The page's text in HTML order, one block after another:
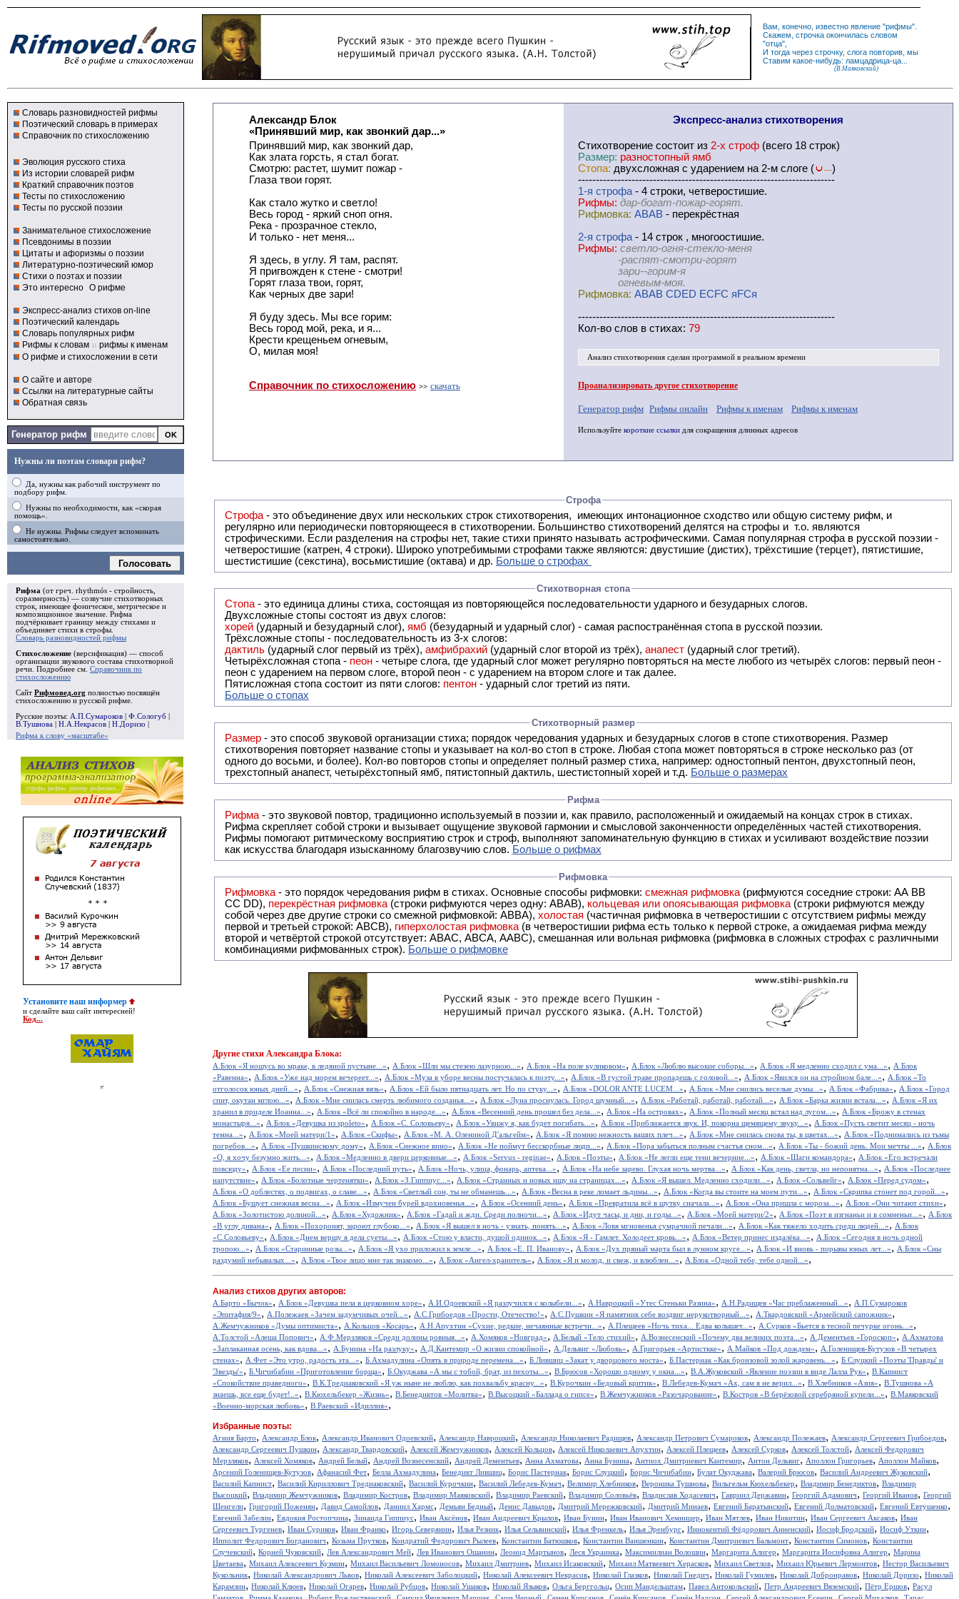
Вам, конечно, известно явление "рифмы".
Скажем, строчка окончилась словом
"отца",
И тогда через строчку, слога повторив, мы
Ставим какое-нибудь: ламцадрица-ца...
(В.Маяковский)
Словарь разновидностей рифмы
Поэтический словарь в примерах
Справочник по стихосложению
Эволюция русского стиха
Из истории словарей рифм
Краткий справочник поэтов
Тесты по стихосложению
Тесты по русской поэзии
Занимательное стихосложение
Псевдонимы в поэзии
Цитаты и афоризмы о поэзии
Литературно-поэтический юмор
Стихи о поэтах и поэзии
Это интересно О рифме
Экспресс-анализ стихов on-line
Поэтический календарь
Словарь популярных рифм
Рифмы к словам и рифмы к именам
О рифме и стихосложении в сети
О сайте и авторе
Ссылки на литературные сайты
Обратная связь
Генератор рифм
Нужны ли поэтам словари рифм?
Да, нужны как рабочий инструмент по
подбору рифм.
Нужны по необходимости, как «скорая
помощь».
Не нужны. Рифмы следует вспоминать
самостоятельно.
Голосовать
Рифма (от греч. rhythmós - стройность,
соразмерность) — созвучие стихотворных
строк, имеющее фоническое, метрическое и
композиционное значение. Рифма
подчёркивает границу между стихами и
объединяет стихи в строфы
Словарь разновидностей рифмы
Стихосложение (версификация) — способ
организации звукового состава стихотворной
речи. Подробнее см. Справочник по
стихосложению
Сайт Рифмовед.org полностью посвящён
стихосложению и русской рифме.
Русские поэты: А.П.Сумароков Ф.Сологуб
В.Тушнова
Н.А.Некрасов Н.Доризо
Рифма к слову «масштабе»
Установите наш информер
и сделайте ваш сайт интересней!
Код...
Александр Блок
«Принявший мир, как звонкий дар...»
Принявший мир, как звонкий дар,
Как злата горсть, я стал богат.
Смотрю: растет, шумит пожар -
Глаза твои горят.
Как стало жутко и светло!
Весь город - яркий сноп огня.
Река - прозрачное стекло,
И только - нет меня...
Я здесь, в углу. Я там, распят.
Я пригвожден к стене - смотри!
Горят глаза твои, горят,
Как черных две зари!
Я буду здесь. Мы все горим:
Весь город мой, река, и я...
Крести крещеньем огневым,
О, милая моя!
Справочник по стихосложению >> скачать
Экспресс-анализ стихотворения
Cтихотворение состоит из 2-х строф (всего 18 строк)
Размер: разностопный ямб
Стопа: двухсложная с ударением на 2-м слоге ( —)
------------------------------------------------------------------------
1-я cтрофа - 4 строки, четверостишие.
Рифмы: дар-богат-пожар-горят.
Рифмовка: ABAB - перекрёстная
2-я cтрофа - 14 строк , многоостишие.
Рифмы: светло-огня-стекло-меня
-распят-смотри-горят
зари--горим-я
огневым-моя.
Рифмовка: ABAB CDED ECFC яFCя
------------------------------------------------------------------------
Кол-во слов в стихах: 79
Анализ стихотворениясделан программой в реальном времени
Проанализировать другое стихотворение
Генератор рифм Рифмы онлайн Рифмы к именам Рифмы к именам
Используйте короткие ссылки для сокращения длинных адресов
Строфа
Строфа - это объединение двух или нескольких строк стихотворения, имеющих интонационное сходство или общую систему рифм, и
регулярно или периодически повторяющееся в стихотворении. Большинство стихотворений делятся на строфы и т.о. являются
строфическими. Если разделения на строфы нет, такие стихи принято называть астрофическими. Самая популярная строфа в русской поэзии -
четверостишие (катрен, 4 строки). Широко употребимыми строфами также являются: двустишие (дистих), трёхстишие (терцет), пятистишие,
шестистишие (секстина), восьмистишие (октава) и др. Больше о строфах
Стихотворная стопа
Стопа - это единица длины стиха, состоящая из повторяющейся последовательности ударного и безударных слогов.
Двухсложные стопы состоят из двух слогов:
хорей (ударный и безударный слог), ямб (безударный и ударный слог) - самая распостранённая стопа в русской поэзии.
Трёхсложные стопы - последовательность из 3-х слогов:
дактиль (ударный слог первый из трёх), амфибрахий (ударный слог второй из трёх), анапест (ударный слог третий).
Четырёхсложная стопа - пеон - четыре слога, где ударный слог может регулярно повторяться на месте любого из четырёх слогов: первый пеон -
пеон с ударением на первом слоге, второй пеон - с ударением на втором слоге и так далее.
Пятисложная стопа состоит из пяти слогов: пентон - ударный слог третий из пяти.
Больше о стопах
Стихотворный размер
Размер - это способ звуковой организации стиха; порядок чередования ударных и безударных слогов в стопе стихотворения. Размер
стихотворения повторяет название стопы и указывает на кол-во стоп в строке. Любая стопа может повторяться в строке несколько раз (от
одного до восьми, и более). Кол-во повторов стопы и определяет полный размер стиха, например: одностопный пентон, двухстопный пеон,
трехстопный анапест, четырёхстопный ямб, пятистопный дактиль, шестистопный хорей и т.д. Больше о размерах
Рифма
Рифма
- это звуковой повтор, традиционно используемый в поэзии и, как правило, расположенный и ожидаемый на концах строк в стихах.
Рифма скрепляет собой строки и вызывает ощущение звуковой гармонии и смысловой законченности определённых частей стихотворения.
Рифмы помогают ритмическому восприятию строк и строф, выполняют запоминательную функцию в стихах и усиливают воздействие поэзии
как искусства благодаря изысканному благозвучию слов. Больше о рифмах
Рифмовка
Рифмовка - это порядок чередования рифм в стихах. Основные способы рифмовки: смежная рифмовка (рифмуются соседние строки: AA ВВ
СС DD), перекрёстная рифмовка (строки рифмуются через одну: ABAB), кольцевая или опоясывающая рифмовка (строки рифмуются между
собой через две другие строки со смежной рифмовкой: ABBA), холостая (частичная рифмовка в четверостишии с отсутствием рифмы между
первой и третьей строкой: АBCB), гиперхолостая рифмовка (в четверостишии рифма есть только к первой строке, а ожидаемая рифма между
второй и четвёртой строкой отсутствует: ABAC, ABCA, AABC), смешанная или вольная рифмовка (рифмовка в сложных строфах с различными
комбинациями рифмованных строк). Больше о рифмовке
Другие стихи Александра Блока:
А.Блок «Я ношусь во мраке, в ледяной пустыне...», А.Блок «Шли мы стезею лазурною...», А.Блок «На поле куликовом», А.Блок «Люблю высокие соборы...», А.Блок «Я медленно сходил с ума...», А.Блок
«Равенна», А.Блок «Уже над морем вечереет...», А.Блок «Муза в уборе весны постучалась к поэту...», А.Блок «В густой траве пропадешь с головой...», А.Блок «Явился он на стройном бале...», А.Блок «То
отголосок юных дней...», А.Блок «Снежная вязь», А.Блок «Ей было пятнадцать лет. Но по стуку...», А.Блок «DOLOR ANTE LUCEM...», А.Блок «Мне снились веселые думы...», А.Блок «Фабрика», А.Блок «Город
спит, окутан мглою...», А.Блок «Мне снилась смерть любимого созданья...», А.Блок «Луна проснулась. Город шумный...», А.Блок «Работай, работай, работай...», А.Блок «Барка жизни встала...», А.Блок «Я их
хранил в приделе Иоанна...», А.Блок «Всё ли спокойно в народе...», А.Блок «Весенний день прошел без дела...», А.Блок «На островах», А.Блок «Полный месяц встал над лугом...», А.Блок «Брожу в стенах
монастыря...», А.Блок «Девушка из spoleto», А.Блок «С. Соловьеву», А.Блок «Увижу я, как будет погибать...», А.Блок «Приближается звук. И, покорна щемящему звуку...», А.Блок «Пусть светит месяц - ночь
темна...», А.Блок «Моей матери/1», А.Блок «Скифы», А.Блок «М. А. Олениной Д'альгейм», А.Блок «Я помню нежность ваших плеч...», А.Блок «Мне снилась снова ты, в цветах...», А.Блок «Поднимались из тьмы
погребов...», А.Блок «Пушкинскому дому», А.Блок «Снежное вино», А.Блок «Не поймут бесскорбные люди...», А.Блок «Пора забыться полным счастья сном...», А.Блок «Ты - божий день. Мои мечты ...», А.Блок
«О, я хочу безумно жить...», А.Блок «Медленно в двери церковные...», А.Блок «Servus - reginae», А.Блок «Поэты», А.Блок «Не легли еще тени вечерние...», А.Блок «Шаги командора», А.Блок «Его встречали
повсюду», А.Блок «Ее песни», А.Блок «Последний путь», А.Блок «Ночь, улица, фонарь, аптека...», А.Блок «На небе зарево. Глухая ночь мертва...», А.Блок «Как день, светла, но непонятна...», А.Блок «Последнее
напутствие», А.Блок «Болотные чертенятки», А.Блок «З.Гиппиус...», А.Блок «Странных и новых ищу на страницах...», А.Блок «Я вышел. Медленно сходили...», А.Блок «Сольвейг», А.Блок «Перед судом»,
А.Блок «О доблестях, о подвигах, о славе...», А.Блок «Светлый сон, ты не обманешь...», А.Блок «Весна в реке ломает льдины...», А.Блок «Когда вы стоите на моем пути...», А.Блок «Скрипка стонет под горой...»,
А.Блок «Бушует снежная весна...», А.Блок «Измучен бурей вдохновенья...», А.Блок «Осенний день», А.Блок «Превратила всё в шутку сначала...», А.Блок «Она пришла с мороза...», А.Блок «Они читают стихи»,
А.Блок «Золотистою долиной...», А.Блок «Художник», А.Блок «Гадай и жди. Среди полночи...», А.Блок «Идут часы, и дни, и годы...», А.Блок «Моей матери/2», А.Блок «Поэт в изгнаньи и в сомненьи...», А.Блок
«В углу дивана», А.Блок «Похоронят, зароют глубоко...», А.Блок «Я вышел в ночь - узнать, понять...», А.Блок «Ловя мгновенья сумрачной печали...», А.Блок «Как тяжело ходить среди людей...», А.Блок
«С.Соловьеву», А.Блок «Днем вершу я дела суеты...», А.Блок «Стою у власти, душой одинок...», А.Блок «Я - Гамлет. Холодеет кровь...», А.Блок «Ветер принес издалёка...», А.Блок «Сегодня в ночь одной
тропою...», А.Блок «Старинные розы...», А.Блок «Я ухо приложил к земле...», А.Блок «Е. П. Иванову», А.Блок «Дух пряный марта был в лунном круге...», А.Блок «И вновь - порывы юных лет...», А.Блок «Сны
раздумий небывалых...», А.Блок «Твое лицо мне так знакомо...», А.Блок «Ангел-хранитель», А.Блок «Я и молод, и свеж, и влюблен...», А.Блок «Одной тебе, тебе одной...»,
Анализ стихов других авторов:
А.Барто «Бычок», А.Блок «Девушка пела в церковном хоре», А.И.Одоевский «Я разлучился с колыбели...», А.Навроцкий «Утес Cтеньки Разина», А.Н.Радищев «Час преблаженный...», А.П.Сумароков
«Эпитафия/9», А.Полежаев «Зачем задумчивых очей...», А.С.Грибоедов «Прости, Отечество!», А.С.Пушкин «Я памятник себе воздвиг нерукотворный...», А.Твардовский «Армейский сапожник»,
А.Жемчужников «Думы оптимиста», А.Кольцов «Косарь», А.Н.Апухтин «Сухие, редкие, нечаянные встречи...», А.Плещеев «Ночь тиха... Едва колышет...», А.Сурков «Бьется в тесной печурке огонь...»,
А.Толстой «Алеша Попович», А.Ф.Мерзляков «Среди долины ровныя...», А.Хомяков «Новград», А.Белый «Тело стихий», А.Вознесенский «Почему два великих поэта...», А.Дементьев «Гороскоп», А.Ахматова
«Заплаканная осень, как вдова...», А.Бунина «На разлуку», А.Д.Кантемир «О жизни спокойной», А.Дельвиг «Любовь», А.Григорьев «Артисткке», А.Майков «Под дождем», А.Голенищев-Кутузов «В четырех
стенах», А.Фет «Это утро, радость эта...», Б.Ахмадулина «Опять в природе перемена...», Б.Лившиц «Закат у дворцового моста», Б.Пастернак «Как бронзовой золой жаровень...», Б.Слуцкий «Поэты 'Правды' и
'Звезды'», Б.Чичибабин «Приготовление борща», Б.Окуджава «А мы с тобой, брат, из пехоты...», В.Брюсов «Хорошо одному у окна...», В.А.Жуковский «Явление поэзии в виде Лалла Рук», В.Капнист
«Спокойствие праведного», В.К.Тредиаковский «Я уж ныне не люблю, как похвальбу красну...», В.Курочкин «Бедовый критик», В.Лебедев-Кумач «Ах, сам я не верил...», В.Хлебников «Азия», В.Тушнова «А
знаешь, все еще будет!..», В.Кюхельбекер «Жизнь», В.Бенедиктов «Молитва», В.Высоцкий «Баллада о гипсе», В.Жемчужников «Разочарование», В.Костров «В берёзовой серебряной купели...», В.Маяковский
«Военно-морская любовь», В.Раевский «Идиллия»,
Избранные поэты:
Агния Барто, Александр Блок, Александр Иванович Одоевский, Александр Навроцкий, Александр Николаевич Радищев, Александр Петрович Сумароков, Александр Полежаев, Александр Сергеевич Грибоедов,
Александр Сергеевич Пушкин, Александр Твардовский, Алексей Жемчужников, Алексей Кольцов, Алексей Николаевич Апухтин, Алексей Плещеев, Алексей Сурков, Алексей Толстой, Алексей Федорович
Мерзляков, Алексей Хомяков, Андрей Белый, Андрей Вознесенский, Андрей Дементьев, Анна Ахматова, Анна Бунина, Антиох Дмитриевич Кантемир, Антон Дельвиг, Аполлон Григорьев, Аполлон Майков,
Арсений Голенищев-Кутузов, Афанасий Фет, Белла Ахмадулина, Бенедикт Лившиц, Борис Пастернак, Борис Слуцкий, Борис Чичибабин, Булат Окуджава, Валерий Брюсов, Василий Андреевич Жуковский,
Василий Капнист, Василий Кириллович Тредиаковский, Василий Курочкин, Василий Лебедев-Кумач, Велимир Хлебников, Вероника Тушнова, Вильгельм Кюхельбекер, Владимир Бенедиктов, Владимир
Высоцкий, Владимир Жемчужников, Владимир Костров, Владимир Маяковский, Владимир Раевский, Владимир Соловьёв, Владислав Ходасевич, Гавриил Державин, Георгий Адамович, Георгий Иванов, Георгий
Шенгели, Григорий Поженян, Давид Самойлов, Даниил Хармс, Демьян Бедный, Денис Давыдов, Дмитрий Мережковский, Дмитрий Минаев, Евгений Баратынский, Евгений Долматовский, Евгений Евтушенко,
Евгений Забелин, Евдокия Ростопчина, Зинаида Гиппиус, Иван Аксёнов, Иван Андреевич Крылов, Иван Бунин, Иван Иванович Хемницер, Иван Мятлев, Иван Никитин, Иван Сергеевич Аксаков, Иван
Сергеевич Тургенев, Иван Суриков, Иван Франко, Игорь Северянин, Илья Резник, Илья Сельвинский, Илья Френкель, Илья Эренбург, Иннокентий Фёдорович Анненский, Иосиф Бродский, Иосиф Уткин,
Ипполит Федорович Богданович, Козьма Прутков, Кондратий Федорович Рылеев, Константин Батюшков, Константин Ваншенкин, Константин Дмитриевич Бальмонт, Константин Симонов, Константин
Случевский, Корней Чуковский, Лев Александрович Мей, Лев Иванович Ошанин, Леонид Мартынов, Леся Украинка, Максимилиан Волошин, Маргарита Алигер, Маргарита Иосифовна Алигер, Марина
Цветаева, Михаил Алексеевич Кузмин, Михаил Васильевич Ломоносов, Михаил Дмитриев, Михаил Исаковский, Михаил Матвеевич Херасков, Михаил Светлов, Михаил Юрьевич Лермонтов, Нестор Васильевич
Кукольник, Николай Александрович Львов, Николай Алексеевич Заболоцкий, Николай Алексеевич Некрасов, Николай Глазков, Николай Гнедич, Николай Гумилев, Николай Добронравов, Николай Доризо, Николай
Карамзин, Николай Клюев, Николай Огарев, Николай Рубцов, Николай Ушаков, Николай Языков, Ольга Берггольц, Осип Мандельштам, Павел Антокольский, Петр Андреевич Вяземский, Пётр Ершов, Расул